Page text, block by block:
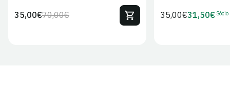
Preço
70,00€Preço
35,00€
Preço
35,00€Preço
31,50€ Sócio